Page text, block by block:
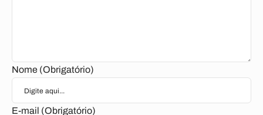
Nome (Obrigatório)
E-mail (Obrigatório)